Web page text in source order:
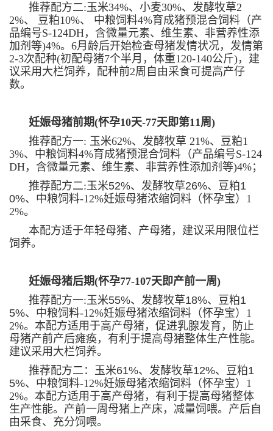
推荐配方二:玉米34%、小麦30%、发酵牧草2
2%、 豆粕10%、 中粮饲料4%育成猪预混合饲料（产
品编号S-124DH， 含微量元素、维生素、非营养性添
加剂等)4%。6月龄后开始检查母猪发情状况，发情第
2-3次配种(初配母猪7个半月，体重120-140公斤)，建
议采用大栏饲养，配种前2周自由采食可提高产仔
数。
妊娠母猪前期(怀孕10天-77天即第11周)
推荐配方一: 玉米62%、发酵牧草 21%、豆粕1
3%、 中粮饲料4%育成猪预混合饲料（产品编号S-124
DH， 含微量元素、维生素、非营养性添加剂等)4%；
推荐配方二:玉米52%、发酵牧草26%、豆粕1
0%、 中粮饲料-12%妊娠母猪浓缩饲料（怀孕宝）1
2%。
本配方适于年轻母猪、产母猪，建议采用限位栏
饲养。
妊娠母猪后期(怀孕77-107天即产前一周)
推荐配方一:玉米55%、发酵牧草18%、豆粕1
5%、中粮饲料-12%妊娠母猪浓缩饲料（怀孕宝）1
2%。 本配方适用于高产母猪，促进乳腺发育，防止
母猪产前产后瘫痪，有利于提高母猪整体生产性能。
建议采用大栏饲养。
推荐配方二：玉米61%、发酵牧草12%、豆粕1
5%、中粮饲料-12%妊娠母猪浓缩饲料（怀孕宝）1
2%。 本配方适用于高产母猪，有利于提高母猪整体
生产性能。产前一周母猪上产床，减量饲喂。产后自
由采食、充分饲喂。